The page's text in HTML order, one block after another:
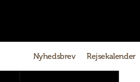
Nyhedsbrev Rejsekalender